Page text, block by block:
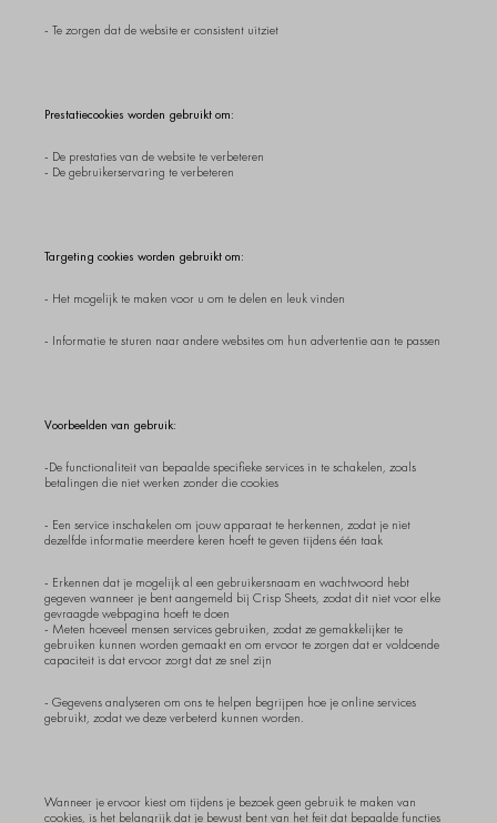
- Te zorgen dat de website er consistent uitziet
Prestatiecookies worden gebruikt om:
- De prestaties van de website te verbeteren
- De gebruikerservaring te verbeteren
Targeting cookies worden gebruikt om:
- Het mogelijk te maken voor u om te delen en leuk vinden
- Informatie te sturen naar andere websites om hun advertentie aan te passen
Voorbeelden van gebruik:
-De functionaliteit van bepaalde specifieke services in te schakelen, zoals
betalingen die niet werken zonder die cookies
- Een service inschakelen om jouw apparaat te herkennen, zodat je niet
dezelfde informatie meerdere keren hoeft te geven tijdens één taak
- Erkennen dat je mogelijk al een gebruikersnaam en wachtwoord hebt
gegeven wanneer je bent aangemeld bij Crisp Sheets, zodat dit niet voor elke
gevraagde webpagina hoeft te doen
- Meten hoeveel mensen services gebruiken, zodat ze gemakkelijker te
gebruiken kunnen worden gemaakt en om ervoor te zorgen dat er voldoende
capaciteit is dat ervoor zorgt dat ze snel zijn
- Gegevens analyseren om ons te helpen begrijpen hoe je online services
gebruikt, zodat we deze verbeterd kunnen worden.
Wanneer je ervoor kiest om tijdens je bezoek geen gebruik te maken van
cookies, is het belangrijk dat je bewust bent van het feit dat bepaalde functies